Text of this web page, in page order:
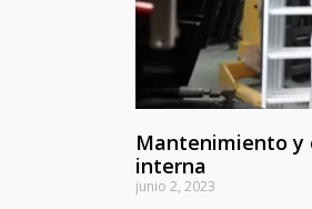
Mantenimiento y
interna
junio 2, 2023